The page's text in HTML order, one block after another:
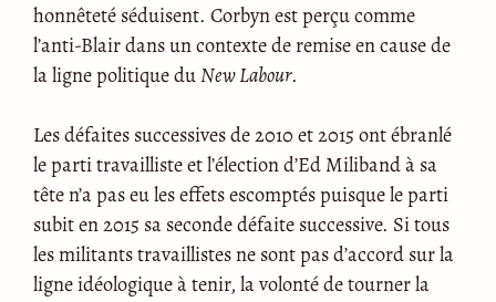
honnêteté séduisent. Corbyn est perçu comme
l’anti-Blair dans un contexte de remise en cause de
la ligne politique duNew Labour.
Les défaites successives de 2010 et 2015 ont ébranlé
le parti travailliste et l’élection d’Ed Miliband à sa
tête n’a pas eu les effets escomptés puisque le parti
subit en 2015 sa seconde défaite successive. Si tous
les militants travaillistes ne sont pas d’accord sur la
ligne idéologique à tenir, la volonté de tourner la